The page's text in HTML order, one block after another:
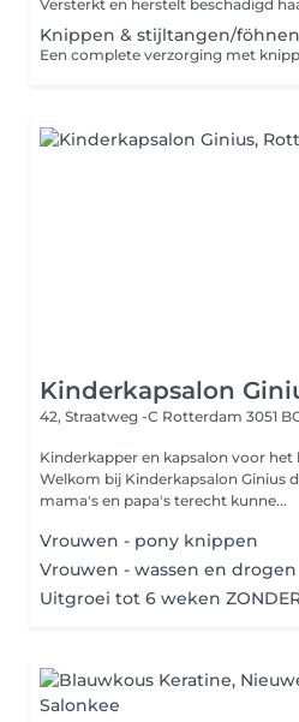
Knippen & stijltangen/föhnen
Kinderkapsalon
42, Straatweg -C Rotterdam 3051
Kinderkapper en kapsalon voor
Welkom bij Kinderkapsalon Ginius dé kapsalon waar kinderen,
mama's en papa's terecht kunne...
Vrouwen - pony knippen
Vrouwen - wassen en drogen
Uitgroei tot 6 weken